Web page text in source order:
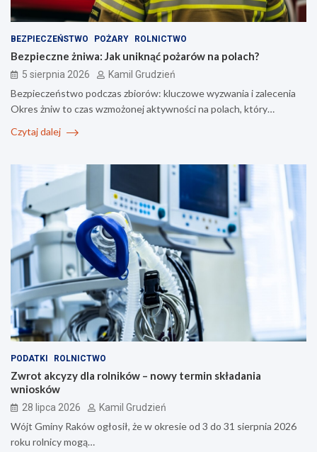
BEZPIECZEŃSTWO POŻARY ROLNICTWO
Bezpieczne żniwa: Jak uniknąć pożarów na polach?
5 sierpnia 2026 Kamil Grudzień
Bezpieczeństwo podczas zbiorów: kluczowe wyzwania i zalecenia
Okres żniw to czas wzmożonej aktywności na polach, który…
Czytaj dalej
PODATKI ROLNICTWO
Zwrot akcyzy dla rolników – nowy termin składania
wniosków
28 lipca 2026 Kamil Grudzień
Wójt Gminy Raków ogłosił, że w okresie od 3 do 31 sierpnia 2026
roku rolnicy mogą…